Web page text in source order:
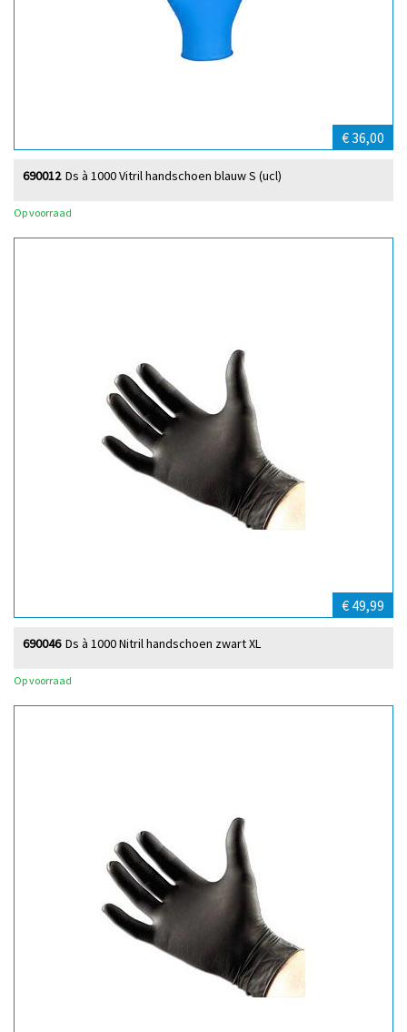
€ 36,00
Ds à 1000 Vitril handschoen blauw S (ucl)
690012
Op voorraad
€ 49,99
Ds à 1000 Nitril handschoen zwart XL
690046
Op voorraad